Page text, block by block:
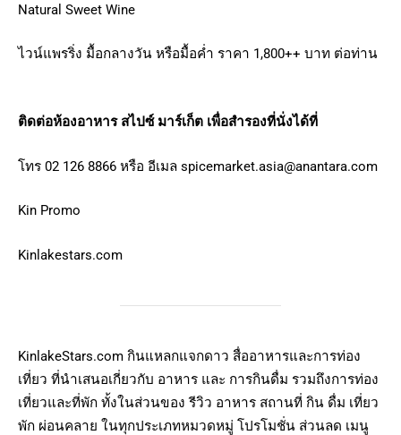
Natural Sweet Wine
ไวน์แพรริ่ง มื้อกลางวัน หรือมื้อค่ำ ราคา 1,800++ บาท ต่อท่าน
ติดต่อห้องอาหาร สไปซ์ มาร์เก็ต เพื่อสำรองที่นั่งได้ที่
โทร 02 126 8866 หรือ อีเมล spicemarket.asia@anantara.com
Kin Promo
Kinlakestars.com
KinlakeStars.com กินแหลกแจกดาว สื่ออาหารและการท่อง
เที่ยว ที่นำเสนอเกี่ยวกับ อาหาร และ การกินดื่ม รวมถึงการท่อง
เที่ยวและที่พัก ทั้งในส่วนของ รีวิว อาหาร สถานที่ กิน ดื่ม เที่ยว
พัก ผ่อนคลาย ในทุกประเภทหมวดหมู่ โปรโมชั่น ส่วนลด เมนู